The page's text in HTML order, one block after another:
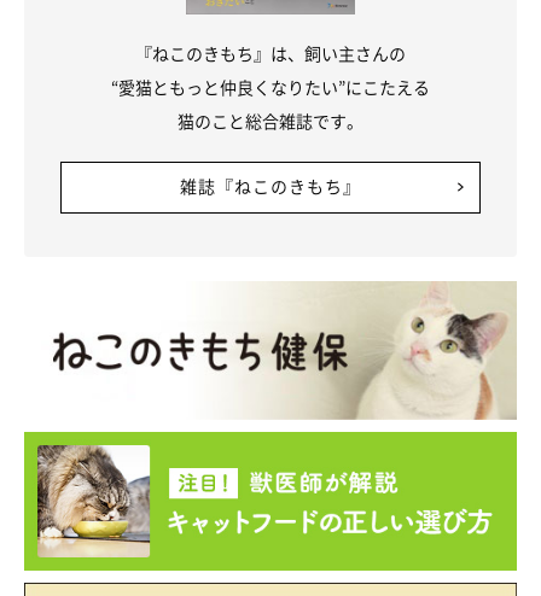
『ねこのきもち』は、飼い主さんの
“愛猫ともっと仲良くなりたい”にこたえる
猫のこと総合雑誌です。
雑誌『ねこのきもち』